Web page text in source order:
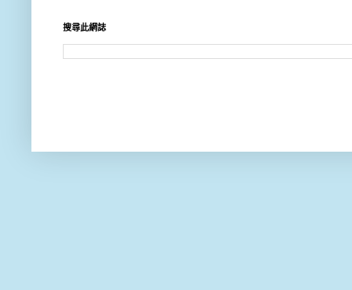
搜尋此網誌